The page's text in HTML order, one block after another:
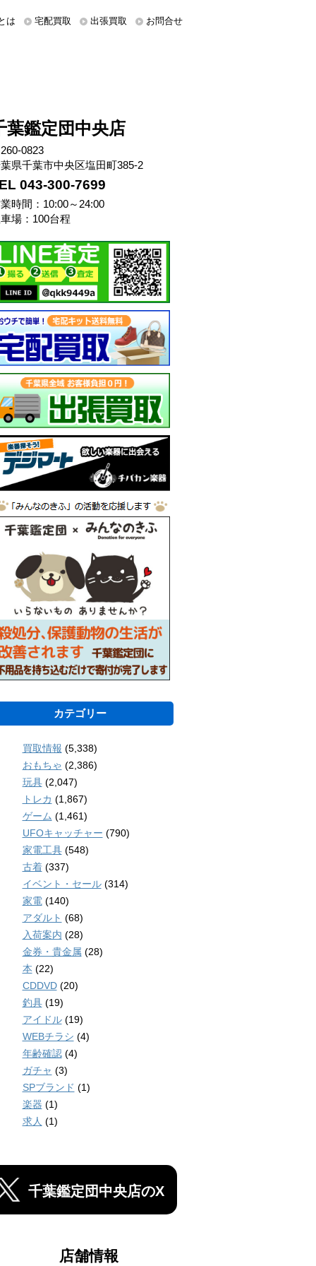
は 宅配買取 出張買取 お問合せ
葉鑑定団中央店
0823
県千葉市中央区塩田町385-2
043-300-7699
時間：10:00～24:00
場：100台程
カテゴリー
買取情報 (5,338)
おもちゃ (2,386)
玩具(2,047)
トレカ (1,867)
ゲーム (1,461)
UFOキャッチャー (790)
家電工具(548)
古着(337)
イベント・セール(314)
家電(140)
アダルト (68)
入荷案内 (28)
金券・貴金属 (28)
本 (22)
CDDVD(20)
釣具(19)
アイドル(19)
WEBチラシ (4)
年齢確認(4)
ガチャ (3)
SPブランド (1)
楽器 (1)
求人 (1)
千葉鑑定団中央店のX
店舗情報